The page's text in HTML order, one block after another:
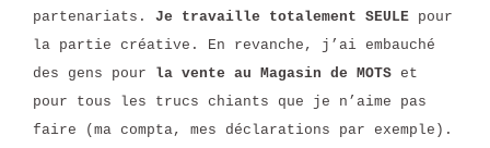
partenariats. Je travaille totalement SEULE pour
la partie créative. En revanche, j’ai embauché
des gens pour la vente au Magasin de MOTS et
pour tous les trucs chiants que je n’aime pas
faire (ma compta, mes déclarations par exemple).